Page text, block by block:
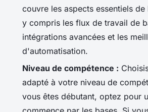
couvre les aspects essentiels
y compris les flux de travail de
intégrations avancées et les
d'automatisation.
Niveau de compétence :
adapté à votre niveau de
vous êtes débutant, optez pour